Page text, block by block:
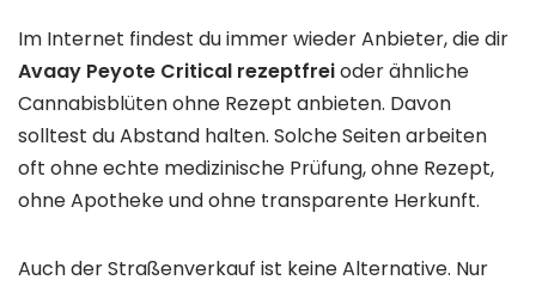
Im Internet findest du immer wieder Anbieter, die dir
Avaay Peyote Critical rezeptfreioder ähnliche
Cannabisblüten ohne Rezept anbieten. Davon
solltest du Abstand halten. Solche Seiten arbeiten
oft ohne echte medizinische Prüfung, ohne Rezept,
ohne Apotheke und ohne transparente Herkunft.
Auch der Straßenverkauf ist keine Alternative. Nur